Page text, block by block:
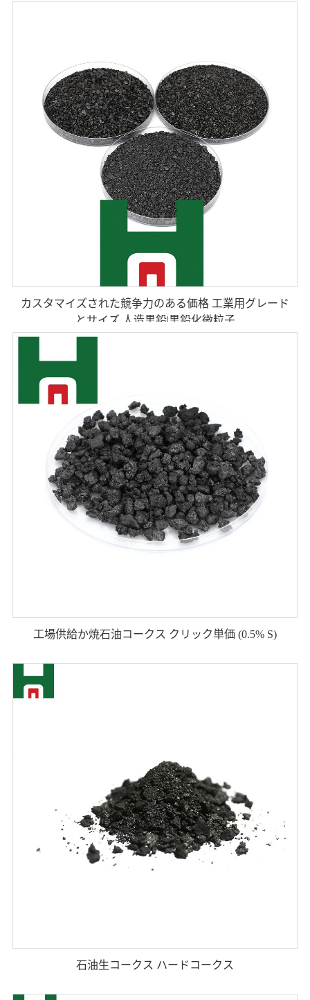
カスタマイズされた競争力のある価格 工業用グレード
とサイズ 人造黒鉛|黒鉛化微粒子
工場供給か焼石油コークス クリック単価 (0.5% S)
石油生コークス ハードコークス